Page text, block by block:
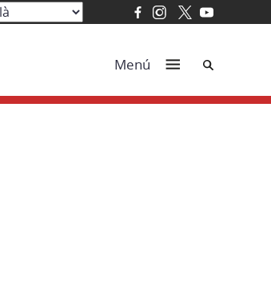
Menú Cerca